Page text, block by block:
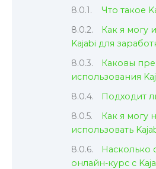
Что такое
Как я могу
Kajabi для
Каковы
использования
Подходит
Как я могу
использовать
Насколько
онлайн-курс с